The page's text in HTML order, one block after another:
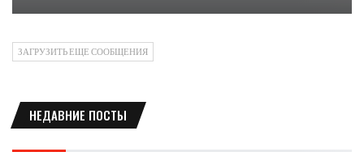
ЗАГРУЗИТЬ ЕЩЕ СООБЩЕНИЯ
НЕДАВНИЕ ПОСТЫ